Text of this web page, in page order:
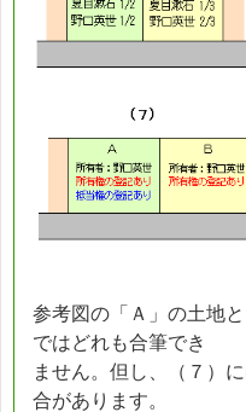
参考図の「Ａ」の土地
ではどれも合筆でき
ません。但し、（７）
合があります。